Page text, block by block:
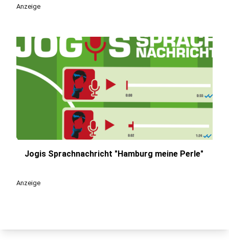
Anzeige
Jogis Sprachnachricht "Hamburg meine Perle"
Anzeige